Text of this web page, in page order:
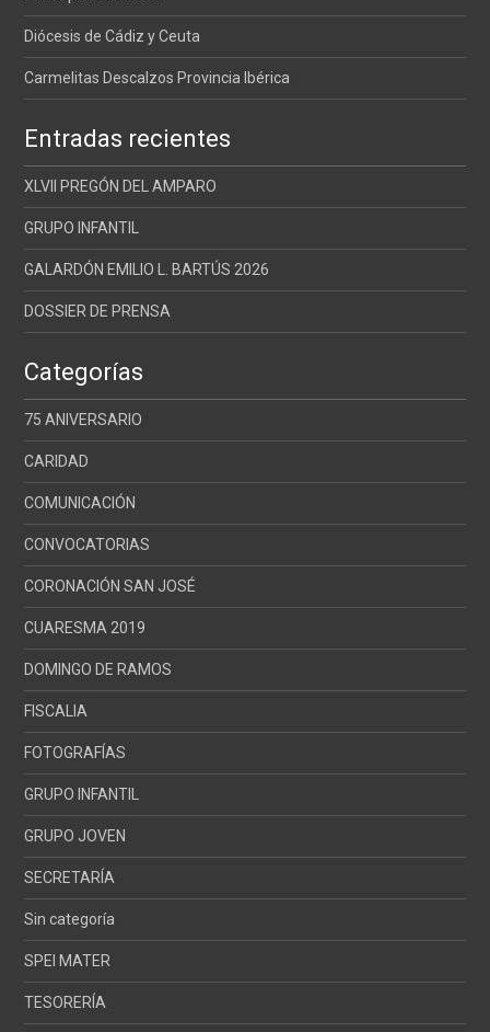
Diócesis de Cádiz y Ceuta
Carmelitas Descalzos Provincia Ibérica
Entradas recientes
XLVII PREGÓN DEL AMPARO
GRUPO INFANTIL
GALARDÓN EMILIO L. BARTÚS 2026
DOSSIER DE PRENSA
Categorías
75 ANIVERSARIO
CARIDAD
COMUNICACIÓN
CONVOCATORIAS
CORONACIÓN SAN JOSÉ
CUARESMA 2019
DOMINGO DE RAMOS
FISCALIA
FOTOGRAFÍAS
GRUPO INFANTIL
GRUPO JOVEN
SECRETARÍA
Sin categoría
SPEI MATER
TESORERÍA